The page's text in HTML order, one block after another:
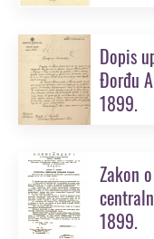
Dopis
Đorđu
1899.
Zakon
1899.